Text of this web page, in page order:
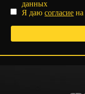
данных
Я даюсогласие